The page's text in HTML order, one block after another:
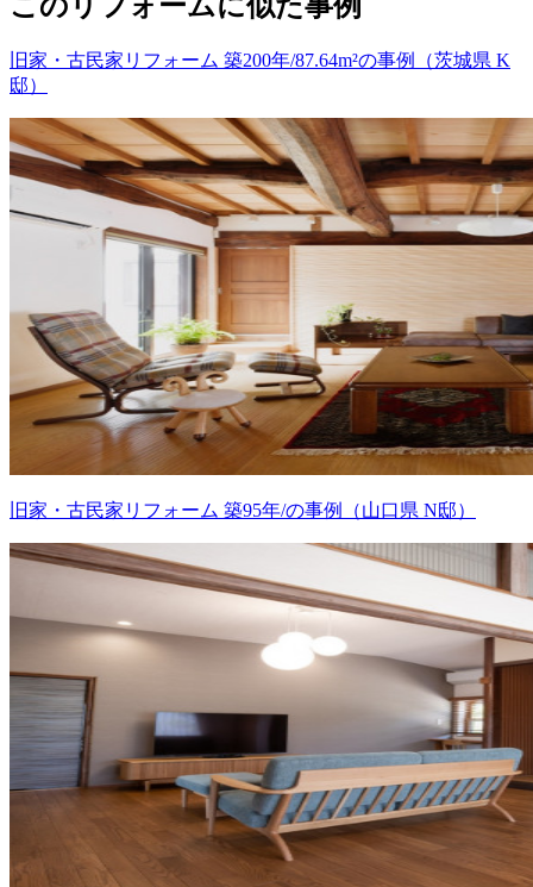
このリフォームに似た事例
旧家・古民家リフォーム 築200年/87.64m²の事例（茨城県 K
邸）
旧家・古民家リフォーム 築95年/の事例（山口県 N邸）